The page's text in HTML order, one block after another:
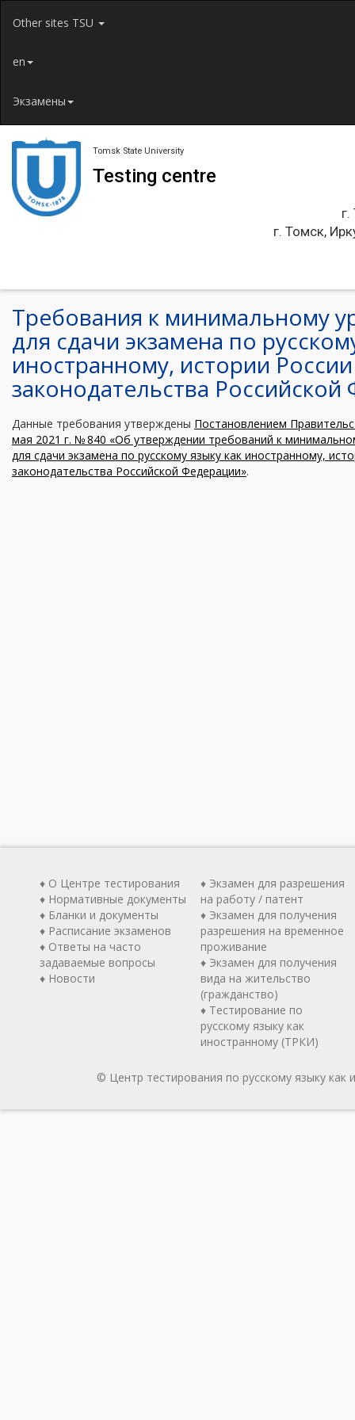
Other sites TSU
en
Экзамены
Tomsk State University
Testing centre
г. Томск,
Требования к минимальному
для сдачи экзамена по
иностранному, истории
законодательства
Данные требования утверждены Постановлением
мая 2021 г. № 840 «Об утверждении требований к
для сдачи экзамена по русскому языку как иностранному,
законодательства Российской Федерации».
♦ О Центре тестирования
♦ Нормативные документы
♦ Бланки и документы
♦ Расписание экзаменов
♦ Ответы на часто
задаваемые вопросы
♦ Новости
♦ Экзамен для разрешения
на работу / патент
♦ Экзамен для получения
разрешения на временное
проживание
♦ Экзамен для получения
вида на жительство
(гражданство)
♦ Тестирование по
русскому языку как
иностранному (ТРКИ)
© Центр тестирования по русскому языку как